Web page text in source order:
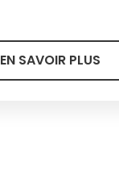
EN SAVOIR PLUS